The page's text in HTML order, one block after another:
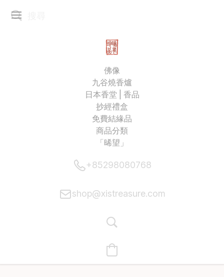
佛像
九谷燒香爐
日本香堂 | 香品
抄經禮盒
免費結緣品
商品分類
「晞望」
+85298080768
shop@xistreasure.com